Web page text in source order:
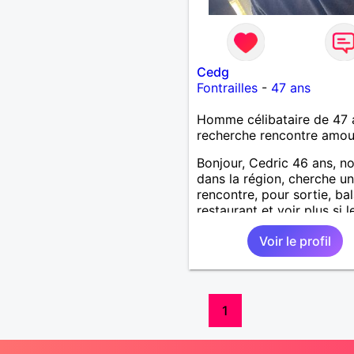
Cedg
Fontrailles- 47 ans
Homme célibataire de 47
recherche rencontre
Bonjour, Cedric 46 ans,
dans la région, cherche
rencontre, pour sortie,
restaurant et voir plus si
courant passe. Je suis
souriant, patient, j’aime
plaisanter..
Voir le profil
1